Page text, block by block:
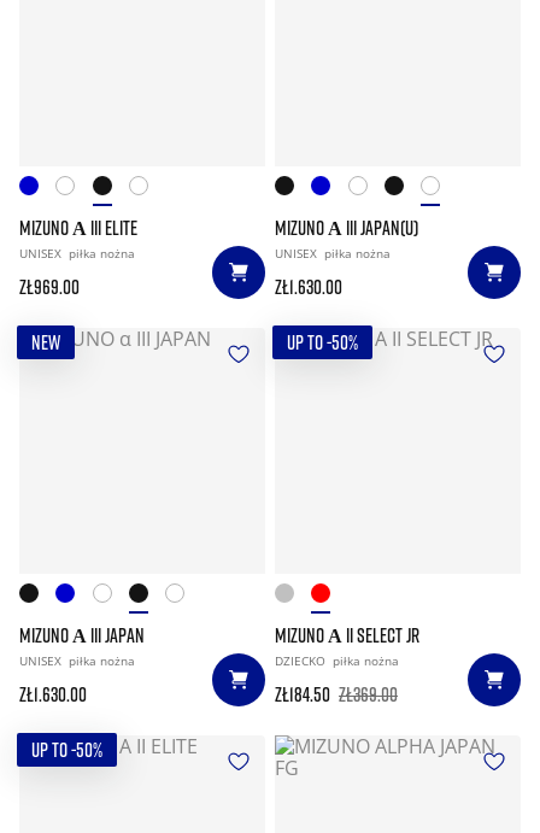
MIZUNO Α III ELITE
UNISEX piłka nożna
zł969.00
MIZUNO Α III JAPAN(U)
UNISEX piłka nożna
zł1.630.00
NEW
MIZUNO Α III JAPAN
UNISEX piłka nożna
zł1.630.00
UP TO -50%
MIZUNO Α II SELECT JR
DZIECKO piłka nożna
zł184.50 zł369.00
UP TO -50%